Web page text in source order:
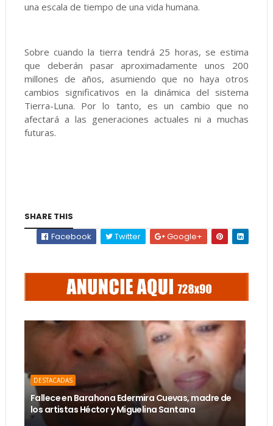
una escala de tiempo de una vida humana.
Sobre cuando la tierra tendrá 25 horas, se estima
que deberán pasar aproximadamente unos 200
millones de años, asumiendo que no haya otros
cambios significativos en la dinámica del sistema
Tierra-Luna. Por lo tanto, es un cambio que no
afectará a las generaciones actuales ni a muchas
futuras.
SHARE THIS
Facebook
Twitter Google+
DESTACADAS
Fallece en Barahona Edermira Cuevas, madre de
los artistas Héctor y Miguelina Santana